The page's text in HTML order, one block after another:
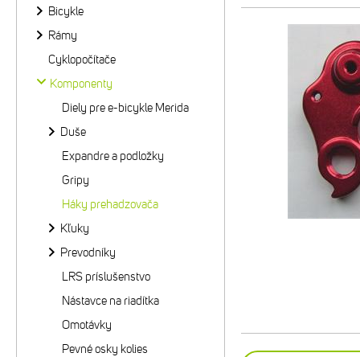
Bicykle
Rámy
Cyklopočítače
Komponenty
Diely pre e-bicykle Merida
Duše
Expandre a podložky
Gripy
Háky prehadzovača
Kľuky
Prevodníky
LRS príslušenstvo
Nástavce na riadítka
Omotávky
Pevné osky kolies